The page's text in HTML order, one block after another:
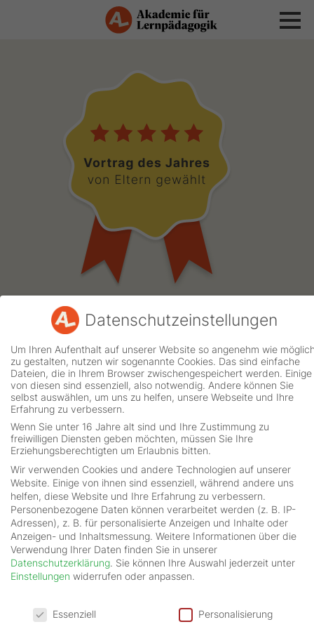
MEHR ERFAHREN
MEHR ERFAHREN
Datenschutzeinstellungen
Um Ihren Aufenthalt auf unserer Website so angenehm wie
zu gestalten, nutzen wir sogenannte Cookies. Das sind einfache
Dateien, die in Ihrem Browser zwischengespeichert werden. Einige
von diesen sind essenziell, also notwendig. Andere können Sie
selbst auswählen, um uns zu helfen, unsere Webseite und Ihre
Erfahrung zu verbessern.
Wenn Sie unter 16 Jahre alt sind und Ihre Zustimmung zu
freiwilligen Diensten geben möchten, müssen Sie Ihre
Erziehungsberechtigten um Erlaubnis bitten.
Wir verwenden Cookies und andere Technologien auf unserer
Website. Einige von ihnen sind essenziell, während andere uns
helfen, diese Website und Ihre Erfahrung zu verbessern.
Personenbezogene Daten können verarbeitet werden (z. B. IP-
Adressen), z. B. für personalisierte Anzeigen und Inhalte oder
Anzeigen- und Inhaltsmessung. Weitere Informationen über die
Verwendung Ihrer Daten finden Sie in unserer
Datenschutzerklärung. Sie können Ihre Auswahl jederzeit unter
Einstellungen widerrufen oder anpassen.
Essenziell
Personalisierung